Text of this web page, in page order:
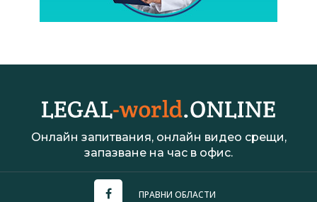
Онлайн запитвания, онлайн видео срещи,
запазване на час в офис.
ПРАВНИ ОБЛАСТИ